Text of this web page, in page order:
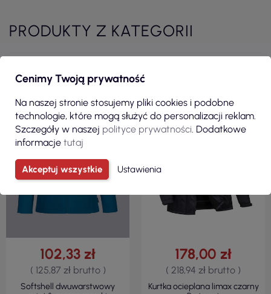
PRODUKTY Z KATEGORII
OBECNIE BRAK NA STANIE
102,33 zł
( 125,87 zł brutto )
Softshell dwuwarstwowy
178,00 zł
( 218,94 zł brutto )
Kurtka ocieplana limax czarny
Cenimy Twoją prywatność
Na naszej stronie stosujemy pliki cookies i podobne
technologie, które mogą służyć do personalizacji reklam.
Szczegóły w naszej polityce prywatności. Dodatkowe
informacje tutaj
Akceptuj wszystkie Ustawienia